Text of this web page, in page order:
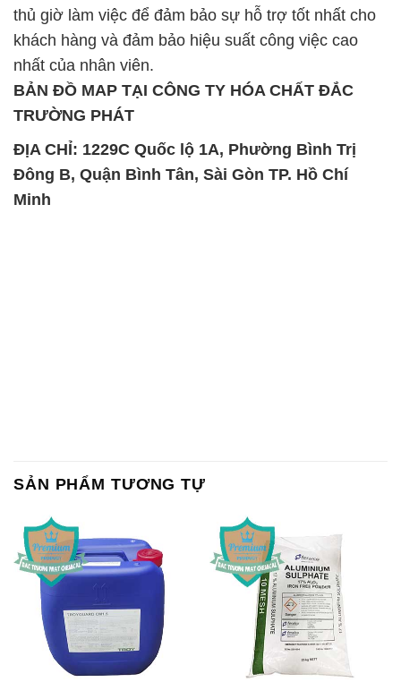
thủ giờ làm việc để đảm bảo sự hỗ trợ tốt nhất cho
khách hàng và đảm bảo hiệu suất công việc cao
nhất của nhân viên.
BẢN ĐỒ MAP TẠI CÔNG TY HÓA CHẤT ĐẮC
TRƯỜNG PHÁT
ĐỊA CHỈ: 1229C Quốc lộ 1A, Phường Bình Trị
Đông B, Quận Bình Tân, Sài Gòn TP. Hồ Chí
Minh
SẢN PHẨM TƯƠNG TỰ